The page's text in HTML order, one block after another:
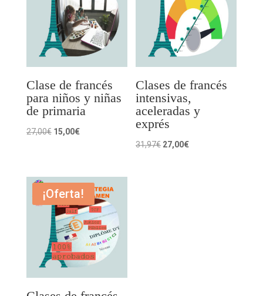
Clase de francés
para niños y niñas
de primaria
27,00€ El
era:
27,00€.
15,00€El
es:
15,00€.
Clases de francés
intensivas,
aceleradas y
exprés
31,97€ El
27,00€El
¡Oferta!